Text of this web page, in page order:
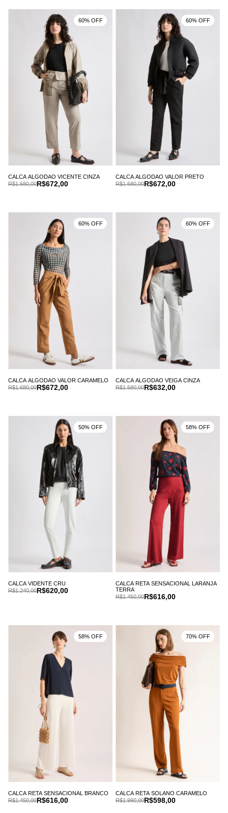
CALCA ALGODAO VICENTE CINZA
R$672,00
R$1.680,00
60% OFF
CALCA ALGODAO VALOR PRETO
R$672,00
R$1.680,00
60% OFF
CALCA ALGODAO VALOR CARAMELO
R$672,00
R$1.680,00
60% OFF
CALCA ALGODAO VEIGA CINZA
R$632,00
R$1.580,00
60% OFF
CALCA VIDENTE CRU
R$620,00
R$1.240,00
50% OFF
CALCA RETA SENSACIONAL LARANJA
TERRA
R$616,00
R$1.450,00
58% OFF
CALCA RETA SENSACIONAL BRANCO
R$616,00
R$1.450,00
58% OFF
CALCA RETA SOLANO CARAMELO
R$598,00
R$1.990,00
70% OFF